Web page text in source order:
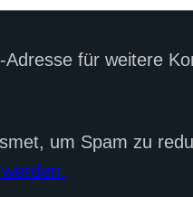
für weitere
um Spam zu